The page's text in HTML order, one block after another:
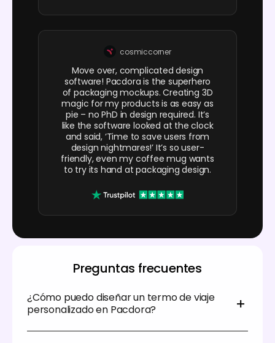
cosmiccorner
Move over, complicated design
software! Pacdora is the superhero
of packaging mockups. Creating 3D
magic for my products is as easy as
pie – no PhD in design required. It’s
like the software looked at the clock
and said, ‘Time to save users from
design nightmares!’ It’s so user-
friendly, even my coffee mug wants
to try its hand at packaging design.
Preguntas frecuentes
¿Cómo puedo diseñar un termo de viaje
personalizado en Pacdora?